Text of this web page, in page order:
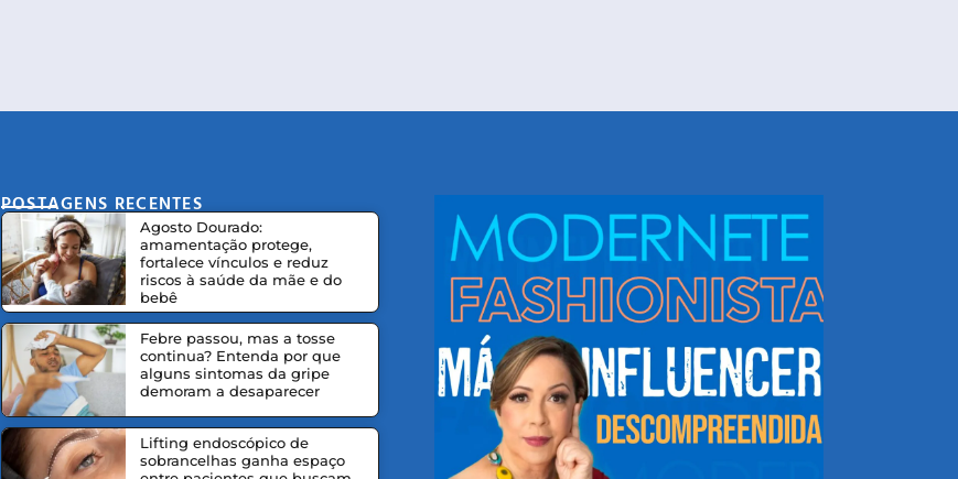
POSTAGENS RECENTES
Agosto Dourado:
amamentação protege,
fortalece vínculos e reduz
riscos à saúde da mãe e do
bebê
Febre passou, mas a tosse
continua? Entenda por que
alguns sintomas da gripe
demoram a desaparecer
Lifting endoscópico de
sobrancelhas ganha espaço
CONHEÇA DORIS E EQUIPE